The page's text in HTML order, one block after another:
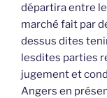
départira entre
marché fait par
dessus dites
lesdites parties
jugement et
Angers en